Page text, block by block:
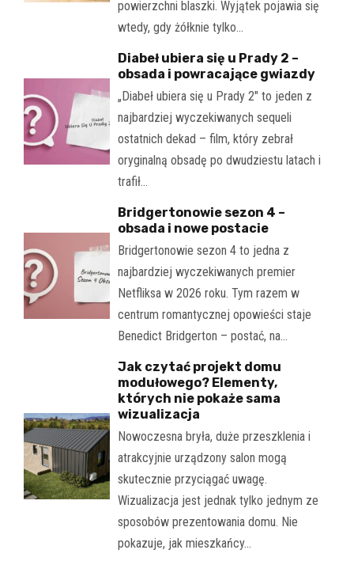
powierzchni blaszki. Wyjątek pojawia się
wtedy, gdy żółknie tylko…
Diabeł ubiera się u Prady 2 –
obsada i powracające gwiazdy
„Diabeł ubiera się u Prady 2" to jeden z
najbardziej wyczekiwanych sequeli
ostatnich dekad – film, który zebrał
oryginalną obsadę po dwudziestu latach i
trafił…
Bridgertonowie sezon 4 –
obsada i nowe postacie
Bridgertonowie sezon 4 to jedna z
najbardziej wyczekiwanych premier
Netfliksa w 2026 roku. Tym razem w
centrum romantycznej opowieści staje
Benedict Bridgerton – postać, na…
Jak czytać projekt domu
modułowego? Elementy,
których nie pokaże sama
wizualizacja
Nowoczesna bryła, duże przeszklenia i
atrakcyjnie urządzony salon mogą
skutecznie przyciągać uwagę.
Wizualizacja jest jednak tylko jednym ze
sposobów prezentowania domu. Nie
pokazuje, jak mieszkańcy…